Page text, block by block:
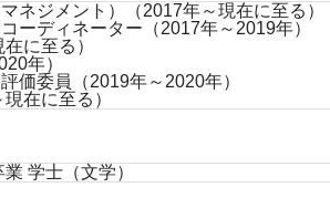
ネジメント）（2017年～現在に至る）
ーディネーター（2017年～2019年）
に至る）
年）
価委員（2019年～2020年）
在に至る）
学士（文学）